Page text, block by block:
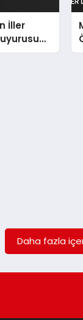
İller
Daha fazla